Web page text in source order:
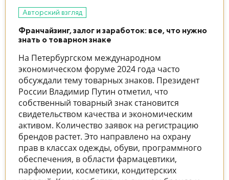
Авторский взгляд
Франчайзинг, залог и заработок: все, что нужно
знать о товарном знаке
На Петербургском международном
экономическом форуме 2024 года часто
обсуждали тему товарных знаков. Президент
России Владимир Путин отметил, что
собственный товарный знак становится
свидетельством качества и экономическим
активом. Количество заявок на регистрацию
брендов растет. Это направлено на охрану
прав в классах одежды, обуви, программного
обеспечения, в области фармацевтики,
парфюмерии, косметики, кондитерских